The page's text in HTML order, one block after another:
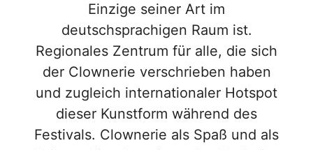
Einzige seiner Art im
deutschsprachigen Raum ist.
Regionales Zentrum für alle, die sich
der Clownerie verschrieben haben
und zugleich internationaler Hotspot
dieser Kunstform während des
Festivals. Clownerie als Spaß und als